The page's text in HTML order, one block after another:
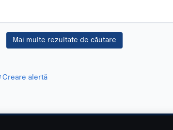
Mai multe rezultate de căutare
Creare alertă